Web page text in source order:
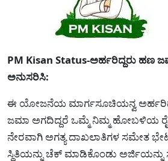
PM Kisan Status-ಅರ್ಹರಿದ್ದರು ಹಣ
ಅನುಸರಿಸಿ:
ಈ ಯೋಜನೆಯ ಮಾರ್ಗಸೂಚಿಯನ್ವ
ಜಮಾ ಅಗದಿದ್ದರೆ ಒಮ್ಮೆ ನಿಮ್ಮ ಹೋಬಳಿಯ ರೈತ
ನೇರವಾಗಿ ಅಗತ್ಯ ದಾಖಲಾತಿಗಳ ಸಮೇತ
ಸ್ಥಿತಿಯನ್ನು ಚೆಕ್ ಮಾಡಿಕೊಂಡು ಅರ್ಜಿಯನ್ನು